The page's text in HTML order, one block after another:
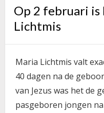
Op 2 februari is
Lichtmis
Maria Lichtmis valt
40 dagen na de
van Jezus was het de
pasgeboren jongen